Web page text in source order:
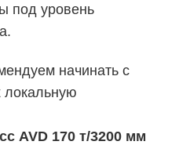
под уровень
начинать с
AVD 170 т/3200 мм